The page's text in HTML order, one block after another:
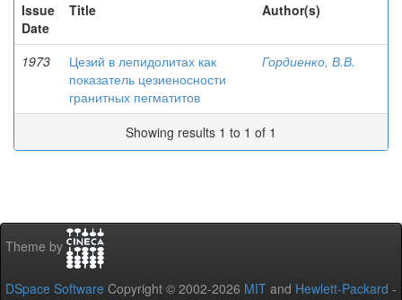
Issue
Date
Title Author(s)
1973
Цезий в лепидолитах как
показатель цезиеносности
гранитных пегматитов
Гордиенко, В.В.
Showing results 1 to 1 of 1
Theme by
DSpace Software Copyright © 2002-2026 MIT and Hewlett-Packard -